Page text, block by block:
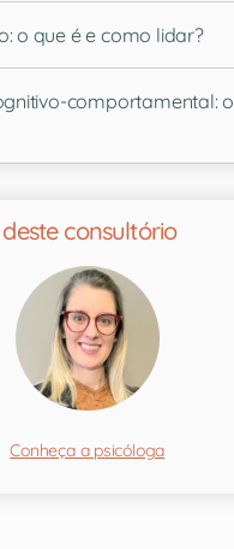
o que é e como lidar?
comportamental: o
consultório
Conheça a psicóloga